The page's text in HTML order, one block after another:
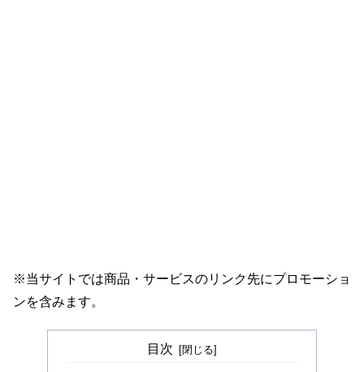
※当サイトでは商品・サービスのリンク先にプロモーショ
ンを含みます。
目次